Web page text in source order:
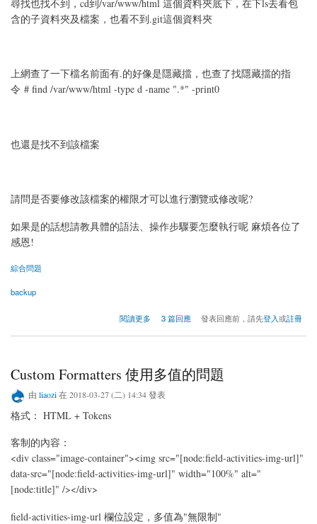
尋找也找不到，cd到/var/www/html 這個資料夾底下，在下ls去看包
含的子資料夾及檔案，也看不到.git這個資料夾
上網查了一下檔名前面有.的好像是隱藏擋，也查了找隱藏擋的指
令 # find /var/www/html -type d -name ".*" -print0
也還是找不到該檔案
請問是否要修改該檔案的權限才可以進行瀏覽或修改呢?
如果是的話想請教具體的語法、操作步驟要怎麼執行呢 麻煩各位了
感恩!
綜合問題
backup
閱讀更多
關於Drupal無法備份 (/var/www/html/.git/config) could not be read
3 篇回應 發表回應前，請先登入或註冊
Custom Formatters 使用多值的問題
由 liaozi在 2018-03-27 (二) 14:34 發表
格式： HTML + Tokens
客制的內容：
<div class="image-container"><img src="[node:field-activities-img-url]"
data-src="[node:field-activities-img-url]" width="100%" alt="
[node:title]" /></div>
field-activities-img-url 欄位設定，多值為"無限制"